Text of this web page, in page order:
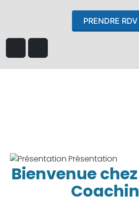
PRENDRE RDV
Bienvenue